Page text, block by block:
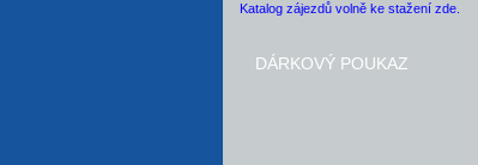
Katalog zájezdů volně ke stažení zde.
DÁRKOVÝ POUKAZ